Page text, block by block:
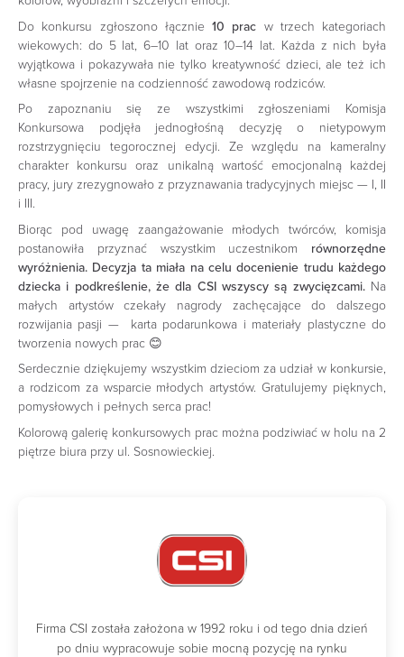
Do konkursu zgłoszono łącznie 10 prac w trzech kategoriach
wiekowych: do 5 lat, 6–10 lat oraz 10–14 lat. Każda z nich była
wyjątkowa i pokazywała nie tylko kreatywność dzieci, ale też ich
własne spojrzenie na codzienność zawodową rodziców.
Po zapoznaniu się ze wszystkimi zgłoszeniami Komisja
Konkursowa podjęła jednogłośną decyzję o nietypowym
rozstrzygnięciu tegorocznej edycji. Ze względu na kameralny
charakter konkursu oraz unikalną wartość emocjonalną każdej
pracy, jury zrezygnowało z przyznawania tradycyjnych miejsc — I, II
i III.
Biorąc pod uwagę zaangażowanie młodych twórców, komisja
postanowiła przyznać wszystkim uczestnikom równorzędne
wyróżnienia. Decyzja ta miała na celu docenienie trudu każdego
dziecka i podkreślenie, że dla CSI wszyscy są zwycięzcami. Na
małych artystów czekały nagrody zachęcające do dalszego
rozwijania pasji — karta podarunkowa i materiały plastyczne do
tworzenia nowych prac 😊
Serdecznie dziękujemy wszystkim dzieciom za udział w konkursie,
a rodzicom za wsparcie młodych artystów. Gratulujemy pięknych,
pomysłowych i pełnych serca prac!
Kolorową galerię konkursowych prac można podziwiać w holu na 2
piętrze biura przy ul. Sosnowieckiej.
Firma CSI została założona w 1992 roku i od tego dnia dzień
po dniu wypracowuje sobie mocną pozycję na rynku